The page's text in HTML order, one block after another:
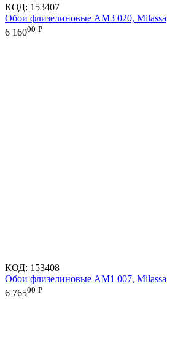
КОД: 153407
Обои флизелиновые AM3 020, Milassa
6 16000 Р
КОД: 153408
Обои флизелиновые AM1 007, Milassa
6 76500 Р